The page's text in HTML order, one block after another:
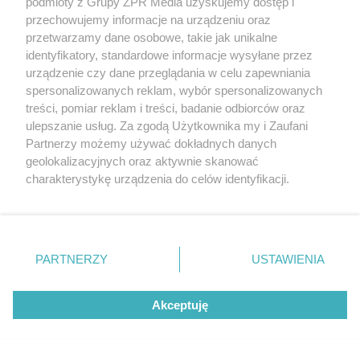
DOMOWE TRIKI
Zwilż kartkę i połóż na parapecie.
Żadna mucha nie wleci do twojego
przechowujemy informacje na urządzeniu oraz
przetwarzamy dane osobowe, takie jak unikalne
identyfikatory, standardowe informacje wysyłane przez
urządzenie czy dane przeglądania w celu zapewniania
spersonalizowanych reklam, wybór spersonalizowanych
treści, pomiar reklam i treści, badanie odbiorców oraz
ulepszanie usług. Za zgodą Użytkownika my i Zaufani
Partnerzy możemy używać dokładnych danych
geolokalizacyjnych oraz aktywnie skanować
charakterystykę urządzenia do celów identyfikacji.
zmienić/wycofać klikając przycisk ustawień prywatności
znajdujący się w lewym dolnym rogu strony
rodzaje przetwarzania danych nie wymagają zgody
użytkownika, ale masz prawo sprzeciwić się takiemu
przetwarzaniu. Preferencje będą miały zastosowanie tylko
PARTNERZY USTAWIENIA
Akceptuję